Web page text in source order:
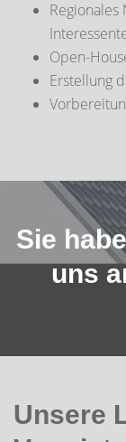
Open-
Erstellung
Sie
uns
Unsere